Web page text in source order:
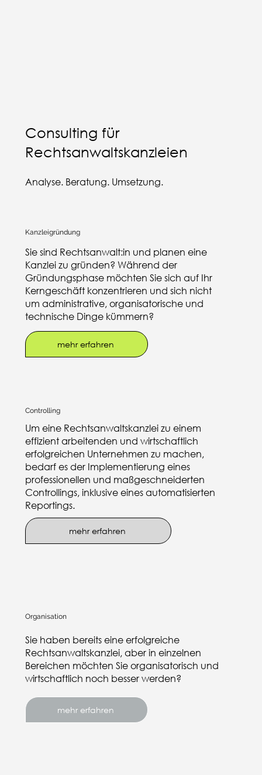
Consulting für
Rechtsanwaltskanzleien
Analyse. Beratung. Umsetzung.
Kanzleigründung
Sie sind Rechtsanwalt:in und planen eine
Kanzlei zu gründen? Während der
Gründungsphase möchten Sie sich auf Ihr
Kerngeschäft konzentrieren und sich nicht
um administrative, organisatorische und
technische Dinge kümmern?
mehr erfahren
Controlling
Um eine Rechtsanwaltskanzlei zu einem
effizient arbeitenden und wirtschaftlich
erfolgreichen Unternehmen zu machen,
bedarf es der Implementierung eines
professionellen und maßgeschneiderten
Controllings, inklusive eines automatisierten
Reportings.
mehr erfahren
Organisation
Sie haben bereits eine erfolgreiche
Rechtsanwaltskanzlei, aber in einzelnen
Bereichen möchten Sie organisatorisch und
wirtschaftlich noch besser werden?
mehr erfahren